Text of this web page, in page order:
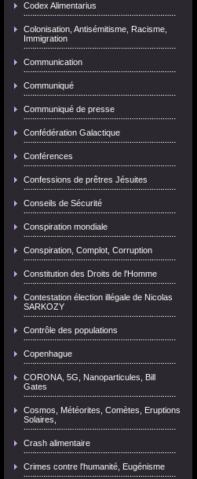
Codex Alimentarius
Colonisation, Antisémitisme, Racisme,
Immigration
Communication
Communiqué
Communiqué de presse
Confédération Galactique
Conférences
Confessions de prêtres Jésuites
Conseils de Sécurité
Conspiration mondiale
Conspiration, Complot, Corruption
Constitution des Droits de l'Homme
Contestation élection illégale de Nicolas
SARKOZY
Contrôle des populations
Copenhague
CORONA, 5G, Nanoparticules, Bill
Gates
Cosmos, Météorites, Comètes, Eruptions
Solaires,
Crash alimentaire
Crimes contre l'humanité, Eugénisme